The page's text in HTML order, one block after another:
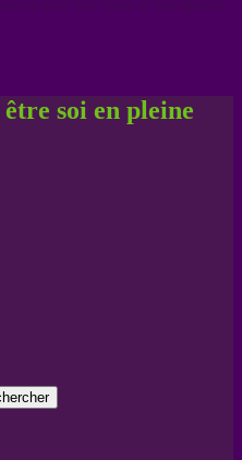
soi en pleine